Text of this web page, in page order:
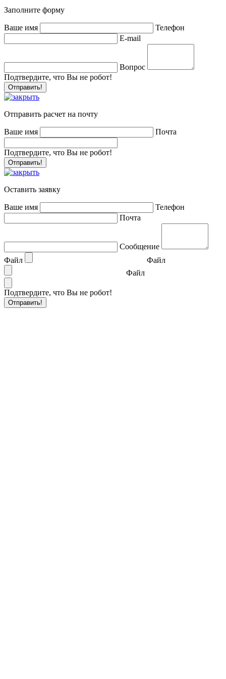
Заполните форму
Ваше имя
Телефон
E-mail
Вопрос
Подтвердите, что Вы не робот!
Отправить расчет на почту
Ваше имя Почта
Подтвердите, что Вы не робот!
Оставить заявку
Ваше имя
Телефон
Почта
Сообщение
Файл
Файл
Файл
Подтвердите, что Вы не робот!